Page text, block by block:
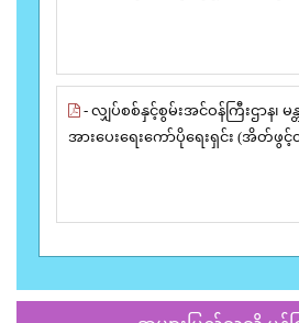
- လျှပ်စစ်နှင့်စွမ်းအင်ဝန်ကြီးဌာန၊
အားပေးရေးကော်ပိုရေးရှင်း (အိတ်ဖွင့်